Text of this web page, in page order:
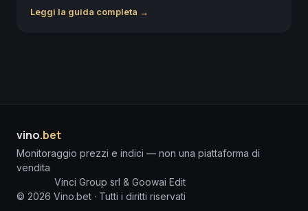
Leggi la guida completa →
vino.bet
Monitoraggio prezzi e indici — non una piattaforma di
vendita
Vinci Group srl & Goowai Edit
© 2026 Vino.bet · Tutti i diritti riservati